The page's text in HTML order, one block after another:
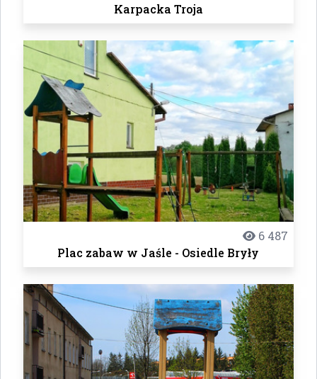
Karpacka Troja
6 487
Plac zabaw w Jaśle - Osiedle Bryły